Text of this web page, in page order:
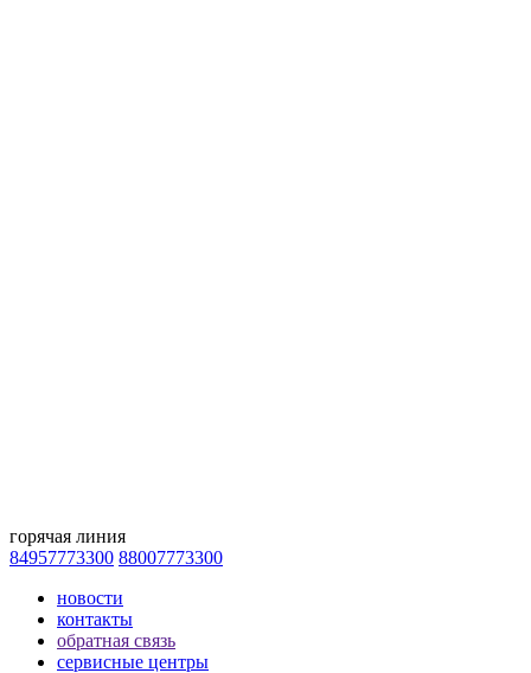
горячая линия
84957773300 88007773300
новости
контакты
обратная связь
сервисные центры